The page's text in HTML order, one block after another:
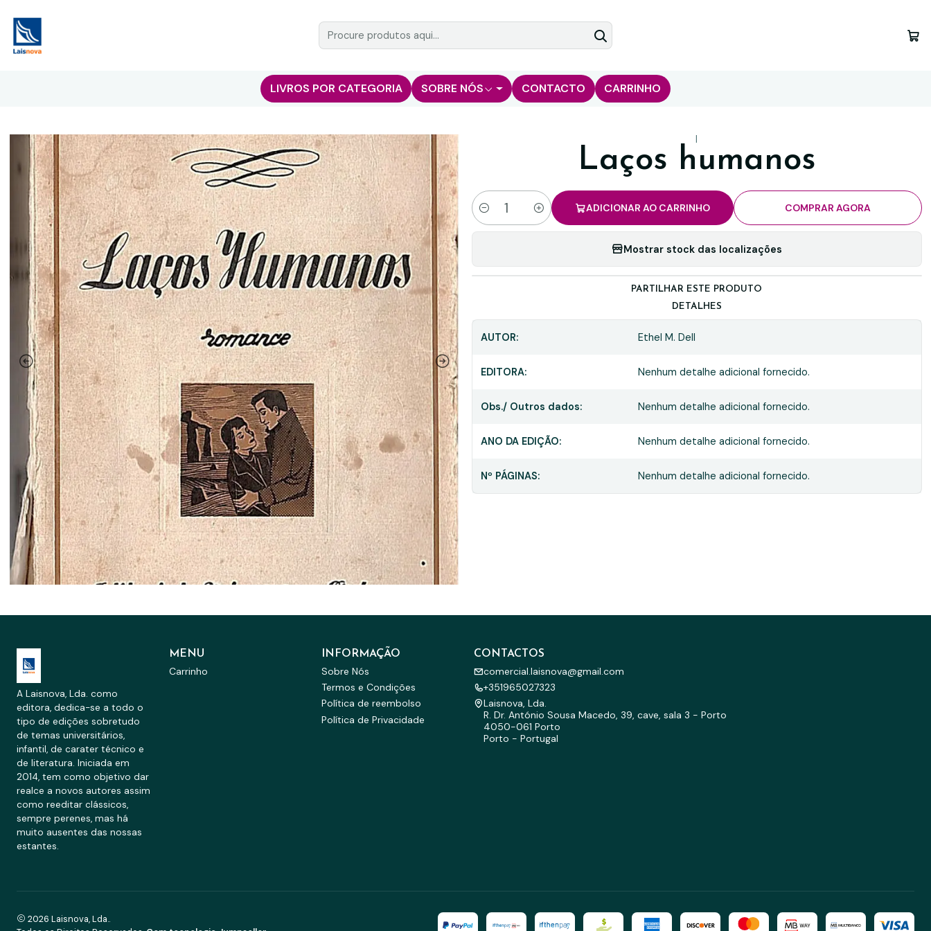
LIVROS POR CATEGORIA SOBRE NÓS CONTACTO CARRINHO
|
Laços humanos
Quantidade
ADICIONAR AO CARRINHO COMPRAR AGORA
Mostrar stock das localizações
PARTILHAR ESTE PRODUTO
DETALHES
AUTOR: Ethel M. Dell
EDITORA: Nenhum detalhe adicional fornecido.
Obs./ Outros dados: Nenhum detalhe adicional fornecido.
ANO DA EDIÇÃO: Nenhum detalhe adicional fornecido.
Nº PÁGINAS: Nenhum detalhe adicional fornecido.
A Laisnova, Lda. como
editora, dedica-se a todo o
tipo de edições sobretudo
de temas universitários,
infantil, de carater técnico e
de literatura. Iniciada em
2014, tem como objetivo dar
realce a novos autores assim
como reeditar clássicos,
sempre perenes, mas há
muito ausentes das nossas
estantes.
MENU
Carrinho
INFORMAÇÃO
Sobre Nós
Termos e Condições
Política de reembolso
Política de Privacidade
CONTACTOS
comercial.laisnova@gmail.com
+351965027323
Laisnova, Lda.
R. Dr. António Sousa Macedo, 39, cave, sala 3 - Porto
4050-061 Porto
Porto - Portugal
2026 Laisnova, Lda..